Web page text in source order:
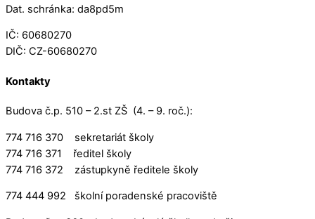
Dat. schránka: da8pd5m
IČ: 60680270
DIČ: CZ-60680270
Kontakty
Budova č.p. 510 – 2.st ZŠ (4. – 9. roč.):
774 716 370 sekretariát školy
774 716 371 ředitel školy
774 716 372 zástupkyně ředitele školy
774 444 992 školní poradenské pracoviště